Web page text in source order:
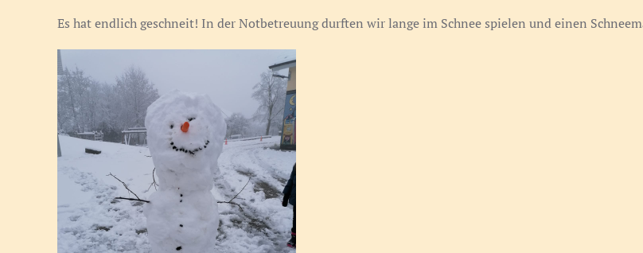
Es hat endlich geschneit! In der Notbetreuung durften wir lange im Schnee spielen und einen